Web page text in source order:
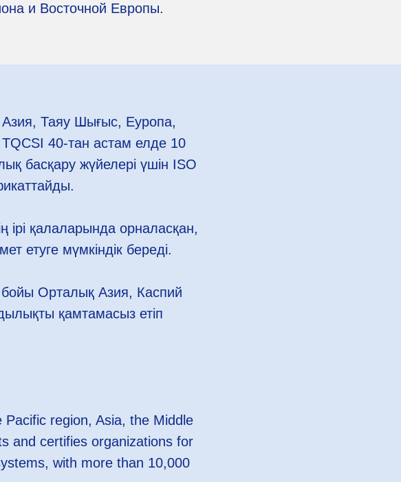
и Восточной Европы.
Азия, Таяу Шығыс, Еуропа,
40-тан астам елде 10
басқару жүйелері үшін ISO
ірі қалаларында орналасқан,
етуге мүмкіндік береді.
Орталық Азия, Каспий
қамтамасыз етіп
region, Asia, the Middle
and certifies organizations for
with more than 10,000